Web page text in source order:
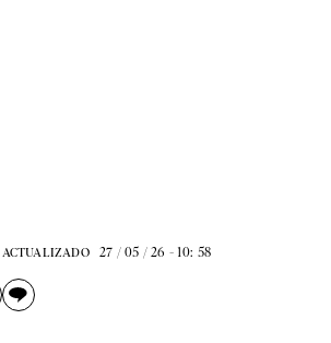
ACTUALIZADO 27 / 05 / 26 - 10: 58